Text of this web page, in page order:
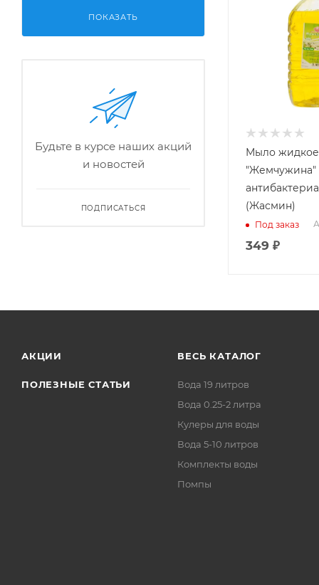
Мыло жидкое
"Жемчужина"
(Жасмин)
Под заказ
349 ₽
ПОКАЗАТЬ
Будьте в курсе наших акций
и новостей
ПОДПИСАТЬСЯ
АКЦИИ
ПОЛЕЗНЫЕ СТАТЬИ
ВЕСЬ КАТАЛОГ
Вода 19 литров
Вода 0.25-2 литра
Кулеры для воды
Вода 5-10 литров
Комплекты воды
Помпы